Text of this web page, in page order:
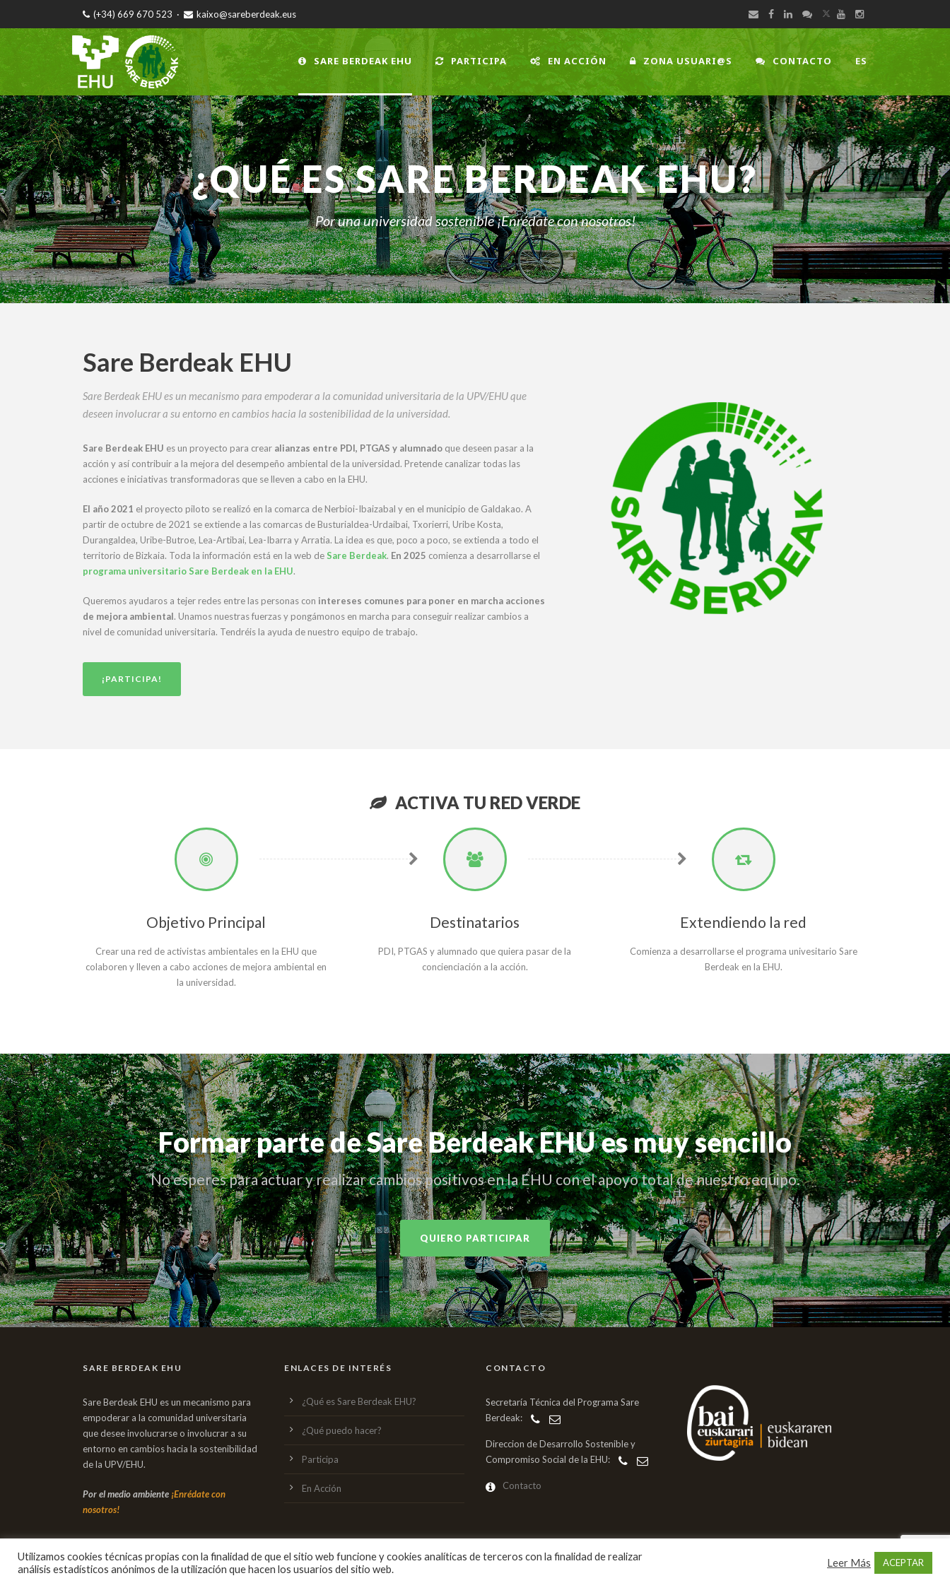
(+34) 669 670 523 · kaixo@sareberdeak.eus
SARE BERDEAK EHU PARTICIPA EN ACCIÓN ZONA USUARI@S CONTACTO ES
¿QUÉ ES SARE BERDEAK EHU?
Por una universidad sostenible ¡Enrédate con nosotros!
Sare Berdeak EHU
Sare Berdeak EHU es un mecanismo para empoderar a la comunidad universitaria de la UPV/EHU que
deseen involucrar a su entorno en cambios hacia la sostenibilidad de la universidad.
Sare Berdeak EHU es un proyecto para crear alianzas entre PDI, PTGAS y alumnado que deseen pasar a la
acción y así contribuir a la mejora del desempeño ambiental de la universidad. Pretende canalizar todas las
acciones e iniciativas transformadoras que se lleven a cabo en la EHU.
El año 2021 el proyecto piloto se realizó en la comarca de Nerbioi-Ibaizabal y en el municipio de Galdakao. A
partir de octubre de 2021 se extiende a las comarcas de Busturialdea-Urdaibai, Txorierri, Uribe Kosta,
Durangaldea, Uribe-Butroe, Lea-Artibai, Lea-Ibarra y Arratia. La idea es que, poco a poco, se extienda a todo el
territorio de Bizkaia. Toda la información está en la web deSare Berdeak. En 2025 comienza a desarrollarse el
programa universitario Sare Berdeak en la EHU.
Queremos ayudaros a tejer redes entre las personas con intereses comunes para poner en marcha acciones
de mejora ambiental. Unamos nuestras fuerzas y pongámonos en marcha para conseguir realizar cambios a
nivel de comunidad universitaria. Tendréis la ayuda de nuestro equipo de trabajo.
¡PARTICIPA!
ACTIVA TU RED VERDE
Objetivo Principal
Crear una red de activistas ambientales en la EHU que
colaboren y lleven a cabo acciones de mejora ambiental en
la universidad.
Destinatarios
PDI, PTGAS y alumnado que quiera pasar de la
concienciación a la acción.
Extendiendo la red
Comienza a desarrollarse el programa univesitario Sare
Berdeak en la EHU.
Formar parte de Sare Berdeak EHU es muy sencillo
No esperes para actuar y realizar cambios positivos en la EHU con el apoyo total de nuestro equipo.
QUIERO PARTICIPAR
SARE BERDEAK EHU
Sare Berdeak EHU es un mecanismo para
empoderar a la comunidad universitaria
que desee involucrarse o involucrar a su
entorno en cambios hacia la sostenibilidad
de la UPV/EHU.
Por el medio ambiente ¡Enrédate con
nosotros!
ENLACES DE INTERÉS
¿Qué es Sare Berdeak EHU?
¿Qué puedo hacer?
Participa
En Acción
CONTACTO
Secretaría Técnica del Programa Sare
Berdeak:
Direccion de Desarrollo Sostenible y
Compromiso Social de la EHU:
Contacto
Política de privacidad · Pribatutasuna politika
Utilizamos cookies técnicas propias con la finalidad de que el sitio web funcione y cookies analíticas de terceros con la finalidad de realizar
análisis estadísticos anónimos de la utilización que hacen los usuarios del sitio web.
Leer Más ACEPTAR